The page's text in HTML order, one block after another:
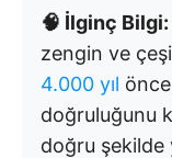
🧠 İlginç Bilgi:
zengin ve
4.000 yıl
doğruluğunu
doğru